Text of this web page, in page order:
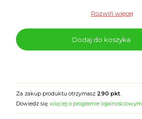
Rozwiń więcej
Dodaj do koszyka
Za zakup produktu otrzymasz 290 pkt
Dowiedz się więcej o programie lojalnościowym.